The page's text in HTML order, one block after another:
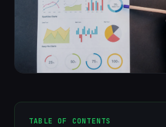
TABLE OF CONTENTS